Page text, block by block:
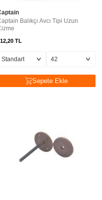
Balıkçı Avcı Tipi Uzun
TL
Sepete Ekle